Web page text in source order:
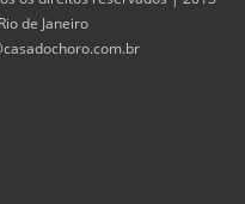
de Janeiro